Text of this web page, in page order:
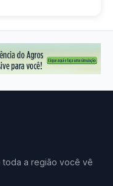
toda a região você vê